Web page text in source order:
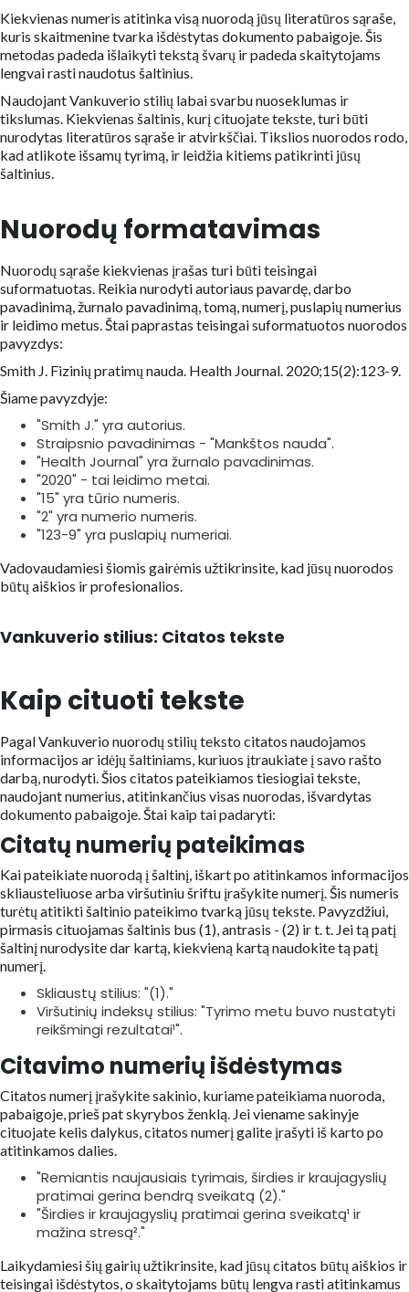
Kiekvienas numeris atitinka visą nuorodą jūsų literatūros sąraše,
kuris skaitmenine tvarka išdėstytas dokumento pabaigoje. Šis
metodas padeda išlaikyti tekstą švarų ir padeda skaitytojams
lengvai rasti naudotus šaltinius.
Naudojant Vankuverio stilių labai svarbu nuoseklumas ir
tikslumas. Kiekvienas šaltinis, kurį cituojate tekste, turi būti
nurodytas literatūros sąraše ir atvirkščiai. Tikslios nuorodos rodo,
kad atlikote išsamų tyrimą, ir leidžia kitiems patikrinti jūsų
šaltinius.
Nuorodų formatavimas
Nuorodų sąraše kiekvienas įrašas turi būti teisingai
suformatuotas. Reikia nurodyti autoriaus pavardę, darbo
pavadinimą, žurnalo pavadinimą, tomą, numerį, puslapių numerius
ir leidimo metus. Štai paprastas teisingai suformatuotos nuorodos
pavyzdys:
Smith J. Fizinių pratimų nauda. Health Journal. 2020;15(2):123-9.
Šiame pavyzdyje:
"Smith J." yra autorius.
Straipsnio pavadinimas - "Mankštos nauda".
"Health Journal" yra žurnalo pavadinimas.
"2020" - tai leidimo metai.
"15" yra tūrio numeris.
"2" yra numerio numeris.
"123-9" yra puslapių numeriai.
Vadovaudamiesi šiomis gairėmis užtikrinsite, kad jūsų nuorodos
būtų aiškios ir profesionalios.
Vankuverio stilius: Citatos tekste
Kaip cituoti tekste
Pagal Vankuverio nuorodų stilių teksto citatos naudojamos
informacijos ar idėjų šaltiniams, kuriuos įtraukiate į savo rašto
darbą, nurodyti. Šios citatos pateikiamos tiesiogiai tekste,
naudojant numerius, atitinkančius visas nuorodas, išvardytas
dokumento pabaigoje. Štai kaip tai padaryti:
Citatų numerių pateikimas
Kai pateikiate nuorodą į šaltinį, iškart po atitinkamos informacijos
skliausteliuose arba viršutiniu šriftu įrašykite numerį. Šis numeris
turėtų atitikti šaltinio pateikimo tvarką jūsų tekste. Pavyzdžiui,
pirmasis cituojamas šaltinis bus (1), antrasis - (2) ir t. t. Jei tą patį
šaltinį nurodysite dar kartą, kiekvieną kartą naudokite tą patį
numerį.
Skliaustų stilius: "(1)."
Viršutinių indeksų stilius: "Tyrimo metu buvo nustatyti
reikšmingi rezultatai¹".
Citavimo numerių išdėstymas
Citatos numerį įrašykite sakinio, kuriame pateikiama nuoroda,
pabaigoje, prieš pat skyrybos ženklą. Jei viename sakinyje
cituojate kelis dalykus, citatos numerį galite įrašyti iš karto po
atitinkamos dalies.
"Remiantis naujausiais tyrimais, širdies ir kraujagyslių
pratimai gerina bendrą sveikatą (2)."
"Širdies ir kraujagyslių pratimai gerina sveikatą¹ ir
mažina stresą²."
Laikydamiesi šių gairių užtikrinsite, kad jūsų citatos būtų aiškios ir
teisingai išdėstytos, o skaitytojams būtų lengva rasti atitinkamus